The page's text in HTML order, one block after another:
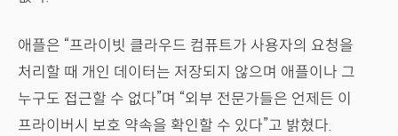
애플은 “프라이빗 클라우드 컴퓨트가 사용자의 요청을
처리할 때 개인 데이터는 저장되지 않으며 애플이나 그
누구도 접근할 수 없다”며 “외부 전문가들은 언제든 이
프라이버시 보호 약속을 확인할 수 있다”고 밝혔다.